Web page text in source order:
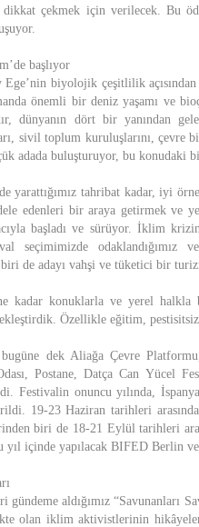
dikkat çekmek için verilecek. Bu
başlıyor
Ege’nin biyolojik çeşitlilik
önemli bir deniz yaşamı ve
dünyanın dört bir yanından
sivil toplum kuruluşlarını, çevre
adada buluşturuyor, bu konudaki
yarattığımız tahribat kadar, iyi
edenleri bir araya getirmek ve
başladı ve sürüyor. İklim
seçimimizde odaklandığımız
de adayı vahşi ve tüketici bir
kadar konuklarla ve yerel
Özellikle eğitim,
dek Aliağa Çevre
Postane, Datça Can Yücel
Festivalin onuncu yılında,
19-23 Haziran tarihleri
biri de 18-21 Eylül tarihleri
yıl içinde yapılacak BIFED Berlin
gündeme aldığımız “Savunanları
olan iklim aktivistlerinin